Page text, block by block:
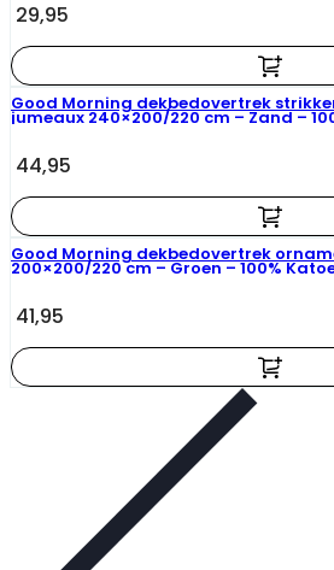
29,95
Good Morning dekbedovertrek
jumeaux 240×200/220 cm – Zand –
44,95
Good Morning dekbedovertrek
200×200/220 cm – Groen – 100%
41,95